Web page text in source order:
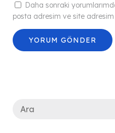
Daha sonraki
posta adresim ve site adresim